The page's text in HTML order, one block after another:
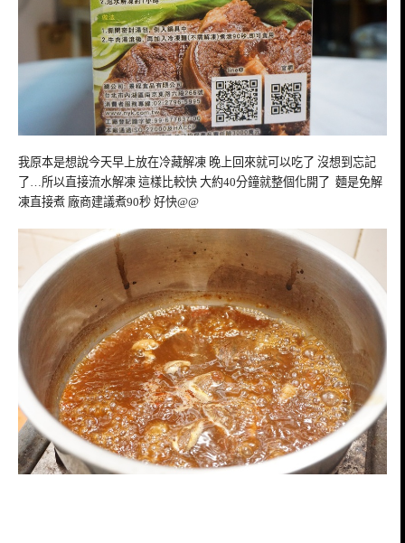
我原本是想說今天早上放在冷藏解凍 晚上回來就可以吃了 沒想到忘記
了…所以直接流水解凍 這樣比較快 大約40分鐘就整個化開了 麵是免解
凍直接煮 廠商建議煮90秒 好快@@